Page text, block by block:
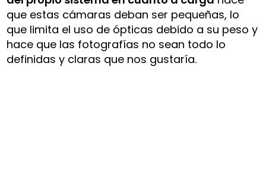
que estas cámaras deban ser pequeñas, lo
que limita el uso de ópticas debido a su peso y
hace que las fotografías no sean todo lo
definidas y claras que nos gustaría.